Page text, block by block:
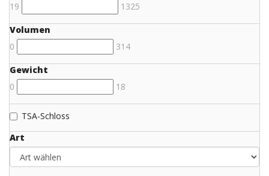
19
1325
Volumen
0
314
Gewicht
0
18
TSA-Schloss
Art